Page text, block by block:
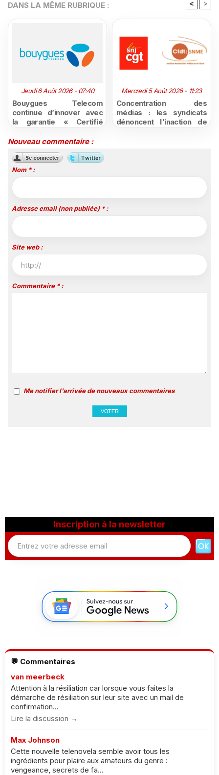
DANS LA MÊME RUBRIQUE : < >
Jeudi 6 Août 2026 - 07:40
Bouygues Telecom
continue d’innover avec
la garantie « Certifié
»
Mercredi 5 Août 2026 - 11:23
Concentration des
médias : les syndicats
dénoncent l'inaction de
Nouveau commentaire :
Nom * :
Adresse email (non publiée) * :
Site web :
Commentaire * :
Me notifier l'arrivée de nouveaux commentaires
Inscription à la newsletter
💬 Commentaires
van meerbeck
Attention à la résiliation car lorsque vous faites la
démarche de résiliation sur leur site avec un mail de
confirmation...
Lire la discussion →
Max Johnson
Cette nouvelle telenovela semble avoir tous les
ingrédients pour plaire aux amateurs du genre :
vengeance, secrets de fa...